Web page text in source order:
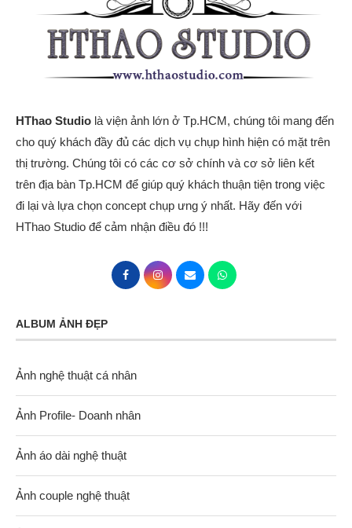
HThao Studio là viện ảnh lớn ở Tp.HCM, chúng tôi mang đến
cho quý khách đầy đủ các dịch vụ chụp hình hiện có mặt trên
thị trường. Chúng tôi có các cơ sở chính và cơ sở liên kết
trên địa bàn Tp.HCM để giúp quý khách thuận tiện trong việc
đi lại và lựa chọn concept chụp ưng ý nhất. Hãy đến với
HThao Studio để cảm nhận điều đó !!!
ALBUM ẢNH ĐẸP
Ảnh nghệ thuật cá nhân
Ảnh Profile- Doanh nhân
Ảnh áo dài nghệ thuật
Ảnh couple nghệ thuật